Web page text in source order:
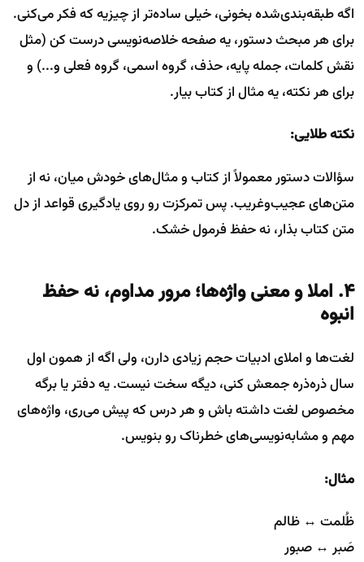
اگه طبقه‌بندی‌شده بخونی، خیلی ساده‌تر از چیزیه که فکر می‌کنی.
برای هر مبحث دستور، یه صفحه خلاصه‌نویسی درست کن (مثل
نقش کلمات، جمله پایه، حذف، گروه اسمی، گروه فعلی و...) و
برای هر نکته، یه مثال از کتاب بیار.
نکته طلایی:
سؤالات دستور معمولاً از کتاب و مثال‌های خودش میان، نه از
متن‌های عجیب‌وغریب. پس تمرکزت رو روی یادگیری قواعد از دل
متن کتاب بذار، نه حفظ فرمول خشک.
۴. املا و معنی واژه‌ها؛ مرور مداوم، نه حفظ
انبوه
لغت‌ها و املای ادبیات حجم زیادی دارن، ولی اگه از همون اول
سال ذره‌ذره جمعش کنی، دیگه سخت نیست. یه دفتر یا برگه
مخصوص لغت داشته باش و هر درس که پیش می‌ری، واژه‌های
مهم و مشابه‌نویسی‌های خطرناک رو بنویس.
مثال:
ظُلمت ↔ ظالم
صَبر ↔ صبور